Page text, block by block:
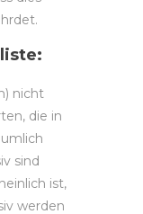
nicht
die in
sind
ist,
werden